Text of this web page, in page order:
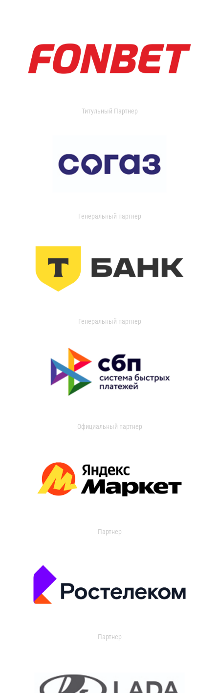
Титульный Партнер
Генеральный партнер
Генеральный партнер
Официальный партнер
Партнер
Партнер